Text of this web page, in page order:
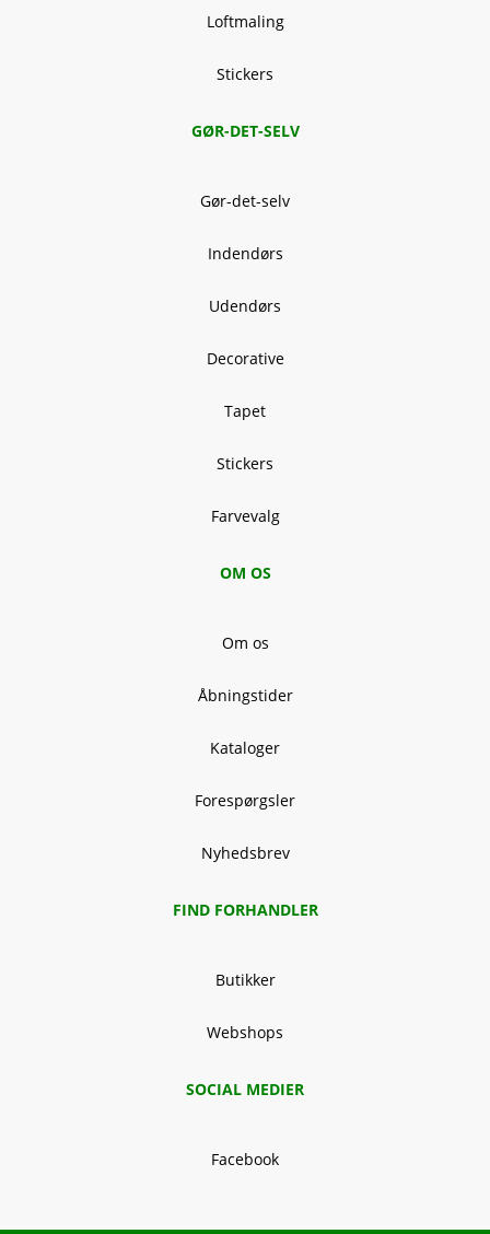
Loftmaling
Stickers
GØR-DET-SELV
Gør-det-selv
Indendørs
Udendørs
Decorative
Tapet
Stickers
Farvevalg
OM OS
Om os
Åbningstider
Kataloger
Forespørgsler
Nyhedsbrev
FIND FORHANDLER
Butikker
Webshops
SOCIAL MEDIER
Facebook